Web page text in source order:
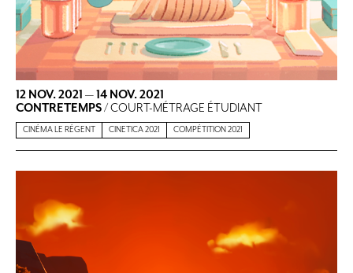
12 NOV. 2021 —14 NOV. 2021
CONTRETEMPS/ COURT-MÉTRAGE ÉTUDIANT
CINÉMA LE RÉGENT CINETICA 2021 COMPÉTITION 2021